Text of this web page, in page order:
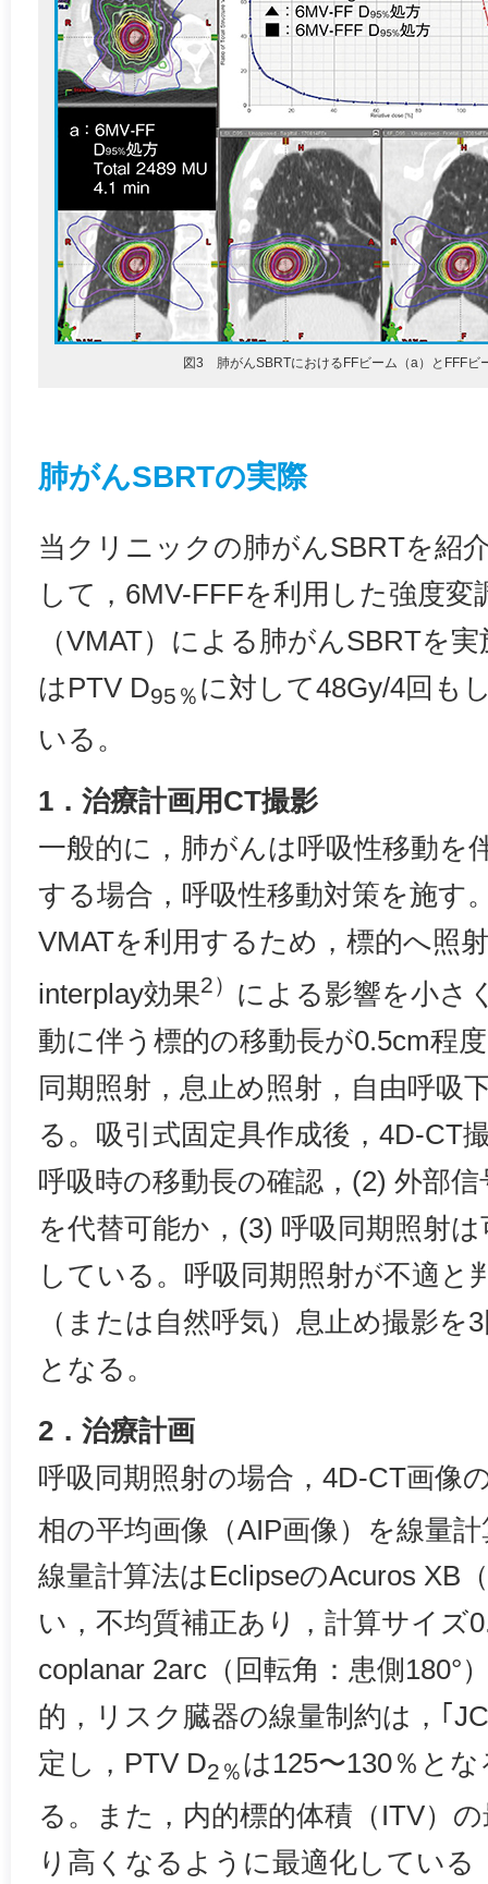
図3 肺がんSBRTにおけるFFビーム（a）とFFFビ
肺がんSBRTの実際
当クリニックの肺がんSBRTを紹
して，6MV-FFFを利用した強度変
（VMAT）による肺がんSBRTを
はPTV D95％ に対して48Gy/4回も
いる。
1．治療計画用CT撮影
一般的に，肺がんは呼吸性移動を
する場合，呼吸性移動対策を施す
VMATを利用するため，標的へ照
interplay効果2） による影響を小さ
動に伴う標的の移動長が0.5cm程
同期照射，息止め照射，自由呼吸
る。吸引式固定具作成後，4D-CT
呼吸時の移動長の確認，(2) 外部
を代替可能か，(3) 呼吸同期照射
している。呼吸同期照射が不適と
（または自然呼気）息止め撮影を
となる。
2．治療計画
呼吸同期照射の場合，4D-CT画像
相の平均画像（AIP画像）を線量
線量計算法はEclipseのAcuros XB
い，不均質補正あり，計算サイズ
coplanar 2arc（回転角：患側180°
的，リスク臓器の線量制約は，｢
定し，PTV D2％は125〜130％と
る。また，内的標的体積（ITV）
り高くなるように最適化している